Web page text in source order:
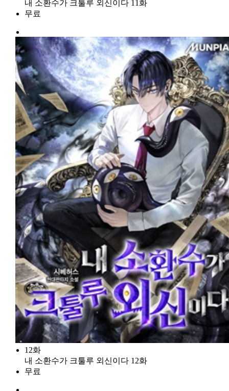
내 소환수가 크툴루 외신이다 11화
무료
12화
내 소환수가 크툴루 외신이다 12화
무료